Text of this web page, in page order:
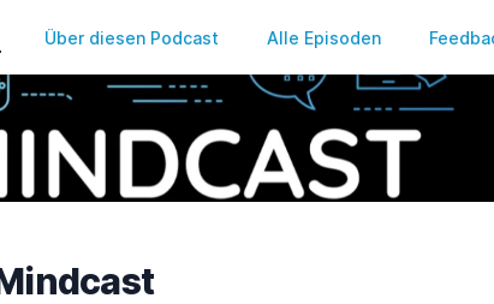
Über diesen Podcast Alle Episoden